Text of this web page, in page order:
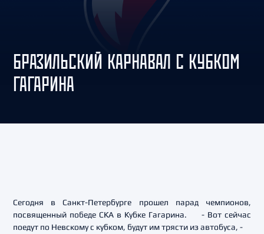
БРАЗИЛЬСКИЙ КАРНАВАЛ С КУБКОМ
ГАГАРИНА
Сегодня в Санкт-Петербурге прошел парад чемпионов,
посвященный победе СКА в Кубке Гагарина. - Вот сейчас
поедут по Невскому с кубком, будут им трясти из автобуса, -